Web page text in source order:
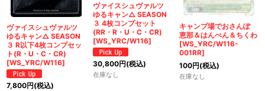
ヴァイスシュヴァルツ
ゆるキャン△ SEASON
３ R以下4枚コンプセッ
ト(R・U・C・CR)
[WS_YRC/W116]
7,800円(税込)
ヴァイスシュヴァルツ
ゆるキャン△ SEASON
３ 4枚コンプセット
(RR・R・U・C・CR)
[WS_YRC/W116]
30,800円(税込)
在庫なし
キャンプ場でおさんぽ
恵那＆はんぺん＆ちくわ
[WS_YRC/W116-
001RR]
100円(税込)
在庫なし